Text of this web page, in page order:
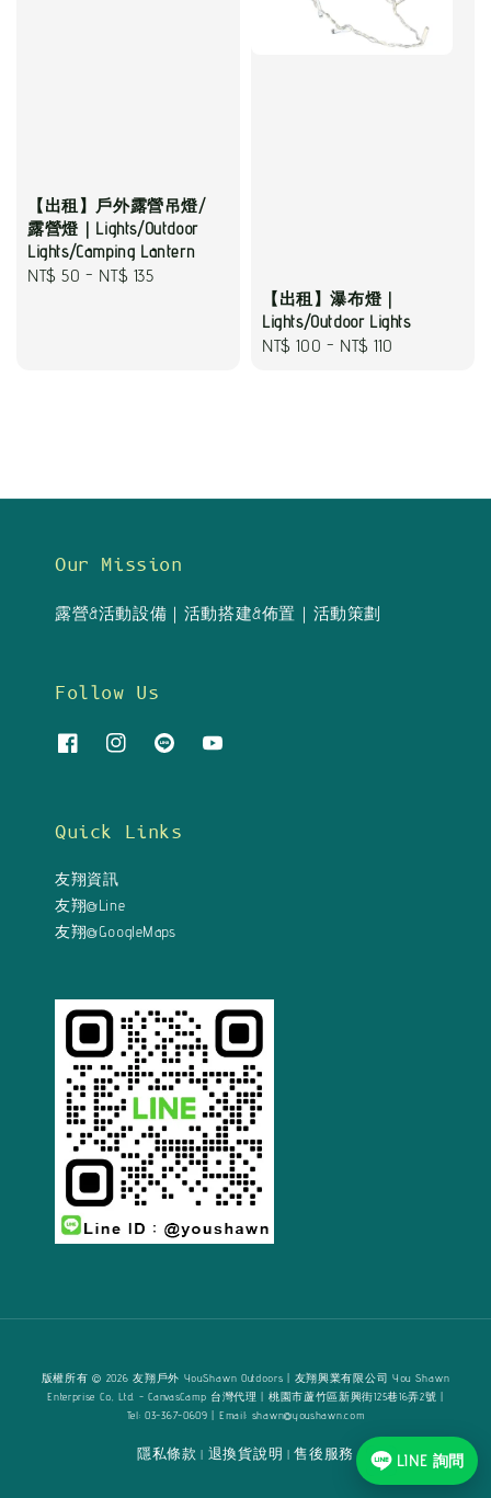
【出租】戶外露營吊燈/
露營燈｜Lights/Outdoor
Lights/Camping Lantern
Regular
NT$ 50 - NT$ 135
【出租】瀑布燈｜
Lights/Outdoor Lights
Regular
NT$ 100 - NT$ 110
Our Mission
露營&活動設備｜活動搭建&佈置｜活動策劃
Follow Us
Quick Links
友翔資訊
友翔@Line
友翔@GoogleMaps
版權所有 © 2026 友翔戶外 YouShawn Outdoors | 友翔興業有限公司 You Shawn
Enterprise Co., Ltd. - CanvasCamp 台灣代理 | 桃園市蘆竹區新興街125巷16弄2號 |
Tel: 03-367-0609 | Email: shawn@youshawn.com
隱私條款 退換貨說明 |售後服務 LINE 詢問